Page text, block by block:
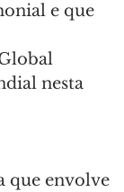
e que
nesta
que envolve